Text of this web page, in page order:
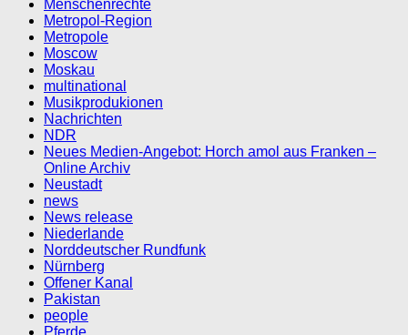
Menschenrechte
Metropol-Region
Metropole
Moscow
Moskau
multinational
Musikprodukionen
Nachrichten
NDR
Neues Medien-Angebot: Horch amol aus Franken –
Online Archiv
Neustadt
news
News release
Niederlande
Norddeutscher Rundfunk
Nürnberg
Offener Kanal
Pakistan
people
Pferde